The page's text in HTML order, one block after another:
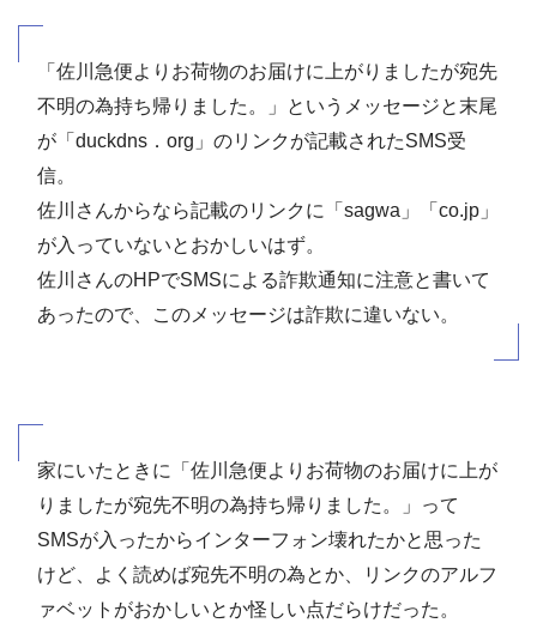
「佐川急便よりお荷物のお届けに上がりましたが宛先
不明の為持ち帰りました。」というメッセージと末尾
が「duckdns．org」のリンクが記載されたSMS受
信。
佐川さんからなら記載のリンクに「sagwa」「co.jp」
が入っていないとおかしいはず。
佐川さんのHPでSMSによる詐欺通知に注意と書いて
あったので、このメッセージは詐欺に違いない。
家にいたときに「佐川急便よりお荷物のお届けに上が
りましたが宛先不明の為持ち帰りました。」って
SMSが入ったからインターフォン壊れたかと思った
けど、よく読めば宛先不明の為とか、リンクのアルフ
ァベットがおかしいとか怪しい点だらけだった。